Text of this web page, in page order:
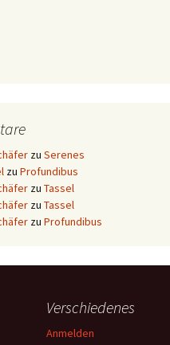
zu Serenes
zu Profundibus
zu Tassel
zu Tassel
zu Profundibus
Verschiedenes
Anmelden